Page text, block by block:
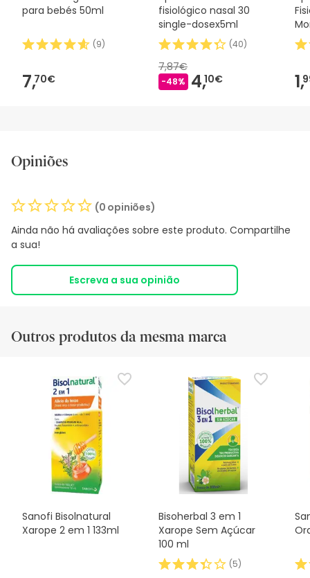
para bebés 50ml
(9)
7,70€
fisiológico nasal 30
single-dosex5ml
(40)
7,87€
-48% 4,10€ 1,
Opiniões
(0 opiniões)
Ainda não há avaliações sobre este produto. Compartilhe
a sua!
Escreva a sua opinião
Outros produtos da mesma marca
Sanofi Bisolnatural
Xarope 2 em 1 133ml
Bisoherbal 3 em 1
Xarope Sem Açúcar
100 ml
(5)